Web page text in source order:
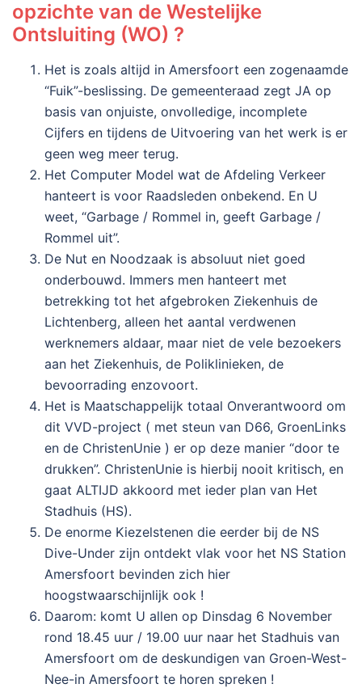
opzichte van de Westelijke
Ontsluiting (WO) ?
Het is zoals altijd in Amersfoort een zogenaamde
“Fuik”-beslissing. De gemeenteraad zegt JA op
basis van onjuiste, onvolledige, incomplete
Cijfers en tijdens de Uitvoering van het werk is er
geen weg meer terug.
Het Computer Model wat de Afdeling Verkeer
hanteert is voor Raadsleden onbekend. En U
weet, “Garbage / Rommel in, geeft Garbage /
Rommel uit”.
De Nut en Noodzaak is absoluut niet goed
onderbouwd. Immers men hanteert met
betrekking tot het afgebroken Ziekenhuis de
Lichtenberg, alleen het aantal verdwenen
werknemers aldaar, maar niet de vele bezoekers
aan het Ziekenhuis, de Poliklinieken, de
bevoorrading enzovoort.
Het is Maatschappelijk totaal Onverantwoord om
dit VVD-project ( met steun van D66, GroenLinks
en de ChristenUnie ) er op deze manier “door te
drukken”. ChristenUnie is hierbij nooit kritisch, en
gaat ALTIJD akkoord met ieder plan van Het
Stadhuis (HS).
De enorme Kiezelstenen die eerder bij de NS
Dive-Under zijn ontdekt vlak voor het NS Station
Amersfoort bevinden zich hier
hoogstwaarschijnlijk ook !
Daarom: komt U allen op Dinsdag 6 November
rond 18.45 uur / 19.00 uur naar het Stadhuis van
Amersfoort om de deskundigen van Groen-West-
Nee-in Amersfoort te horen spreken !